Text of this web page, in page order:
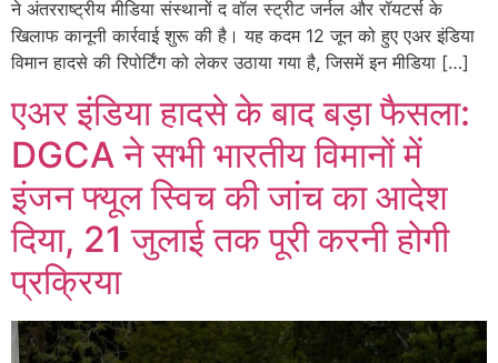
ने अंतरराष्ट्रीय मीडिया संस्थानों द वॉल स्ट्रीट जर्नल और रॉयटर्स के
खिलाफ कानूनी कार्रवाई शुरू की है। यह कदम 12 जून को हुए एअर इंडिया
विमान हादसे की रिपोर्टिंग को लेकर उठाया गया है, जिसमें इन मीडिया […]
एअर इंडिया हादसे के बाद बड़ा फैसला:
DGCA ने सभी भारतीय विमानों में
इंजन फ्यूल स्विच की जांच का आदेश
दिया, 21 जुलाई तक पूरी करनी होगी
प्रक्रिया